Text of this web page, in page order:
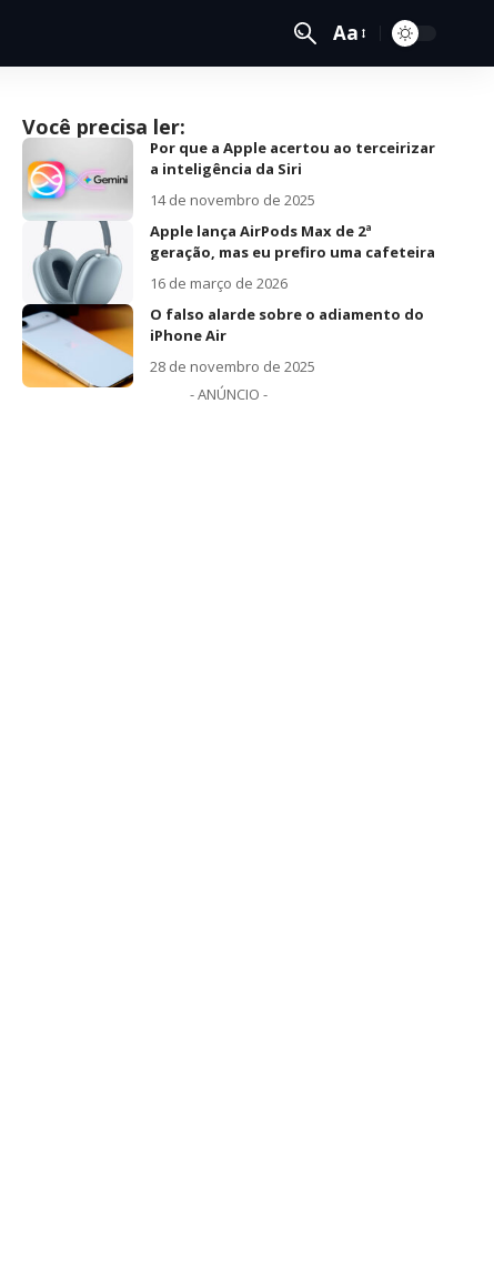
Aa
Você precisa ler:
Por que a Apple acertou ao terceirizar
a inteligência da Siri
14 de novembro de 2025
Apple lança AirPods Max de 2ª
geração, mas eu prefiro uma cafeteira
16 de março de 2026
O falso alarde sobre o adiamento do
iPhone Air
28 de novembro de 2025
- ANÚNCIO -